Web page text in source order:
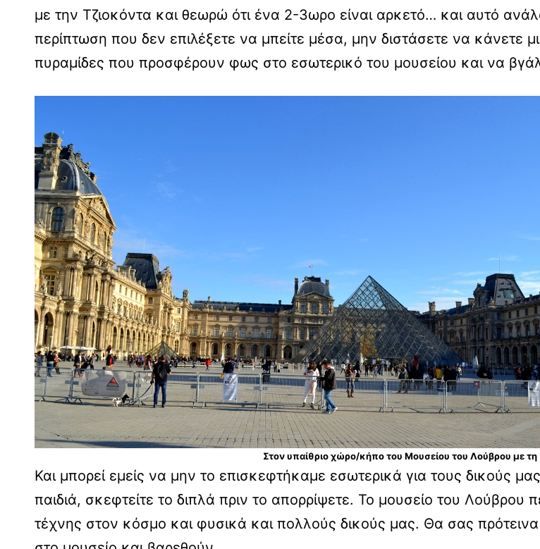
με την Τζιοκόντα και θεωρώ ότι ένα 2-3ωρο είναι αρκετό… και αυτό
περίπτωση που δεν επιλέξετε να μπείτε μέσα, μην διστάσετε να κάνετε
πυραμίδες που προσφέρουν φως στο εσωτερικό του μουσείου και να
Στον υπαίθριο χώρο/κήπο του Μουσείου του Λούβρου με τη
Και μπορεί εμείς να μην το επισκεφτήκαμε εσωτερικά για τους δικούς
παιδιά, σκεφτείτε το διπλά πριν το απορρίψετε. Το μουσείο του
τέχνης στον κόσμο και φυσικά και πολλούς δικούς μας. Θα σας